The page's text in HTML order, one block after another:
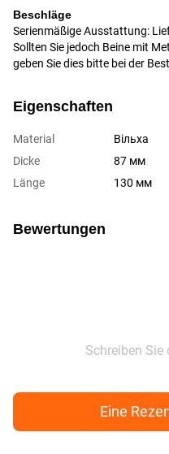
Beschläge
Serienmäßige Ausstattung:
Sollten Sie jedoch Beine mit
geben Sie dies bitte bei der
Eigenschaften
Material
Вільха
Dicke
87 мм
Länge
130 мм
Bewertungen
Schreiben Sie
Eine